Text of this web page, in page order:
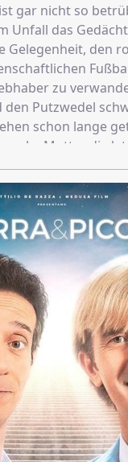
gar nicht so
Unfall das
Gelegenheit, den
zu
Putzwedel
schon lange
Mutter die
will,
schnell